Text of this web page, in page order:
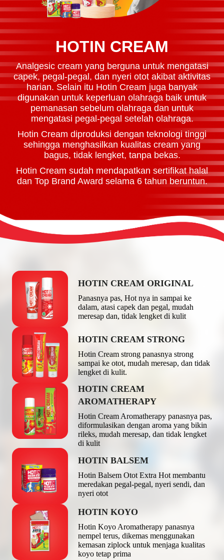
HOTIN CREAM
Analgesic cream yang berguna untuk mengatasi
capek, pegal-pegal, dan nyeri otot akibat aktivitas
harian. Selain itu Hotin Cream juga banyak
digunakan untuk keperluan olahraga baik untuk
pemanasan sebelum olahraga dan untuk
mengatasi pegal-pegal setelah olahraga.
Hotin Cream diproduksi dengan teknologi tinggi
sehingga menghasilkan kualitas cream yang
bagus, tidak lengket, tanpa bekas.
Hotin Cream sudah mendapatkan sertifikat halal
dan Top Brand Award selama 6 tahun beruntun.
HOTIN CREAM ORIGINAL
Panasnya pas, Hot nya in sampai ke
dalam, atasi capek dan pegal, mudah
meresap dan, tidak lengket di kulit
HOTIN CREAM STRONG
Hotin Cream strong panasnya strong
sampai ke otot, mudah meresap, dan tidak
lengket di kulit.
HOTIN CREAM
AROMATHERAPY
Hotin Cream Aromatherapy panasnya pas,
diformulasikan dengan aroma yang bikin
rileks, mudah meresap, dan tidak lengket
di kulit
HOTIN BALSEM
Hotin Balsem Otot Extra Hot membantu
meredakan pegal-pegal, nyeri sendi, dan
nyeri otot
HOTIN KOYO
Hotin Koyo Aromatherapy panasnya
nempel terus, dikemas menggunakan
kemasan ziplock untuk menjaga kualitas
koyo tetap prima